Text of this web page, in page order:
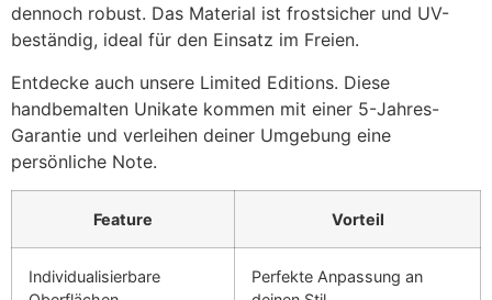
dennoch robust. Das Material ist frostsicher und UV-
beständig, ideal für den Einsatz im Freien.
Entdecke auch unsere Limited Editions. Diese
handbemalten Unikate kommen mit einer 5-Jahres-
Garantie und verleihen deiner Umgebung eine
persönliche Note.
Feature Vorteil
Individualisierbare
Perfekte Anpassung an